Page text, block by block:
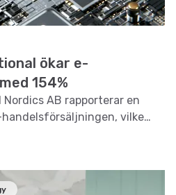
ökar e-
154%
AB rapporterar en
vilket